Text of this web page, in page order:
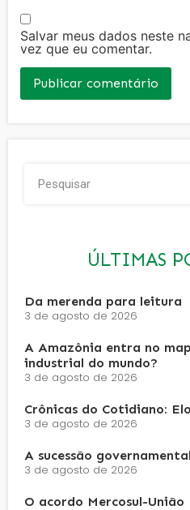
Salvar meus dados neste
vez que eu comentar.
ÚLTIMAS
Da merenda para leitura
3 de agosto de 2026
A Amazônia entra no
industrial do mundo?
3 de agosto de 2026
Crônicas do Cotidiano:
3 de agosto de 2026
A sucessão governamental
3 de agosto de 2026
O acordo Mercosul-